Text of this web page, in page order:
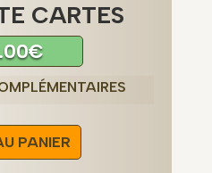
CARTES
€
PANIER